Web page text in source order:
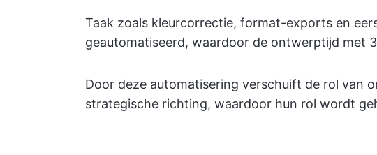
Taak zoals kleurcorrectie, format-exports en
geautomatiseerd, waardoor de ontwerptijd met
Door deze automatisering verschuift de rol van
strategische richting, waardoor hun rol wordt